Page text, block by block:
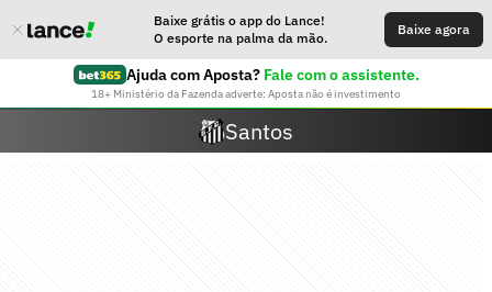
Baixe grátis o app do Lance!
O esporte na palma da mão.
Baixe agora
Ajuda com Aposta? Fale com o assistente.
18+ Ministério da Fazenda adverte: Aposta não é investimento
Santos